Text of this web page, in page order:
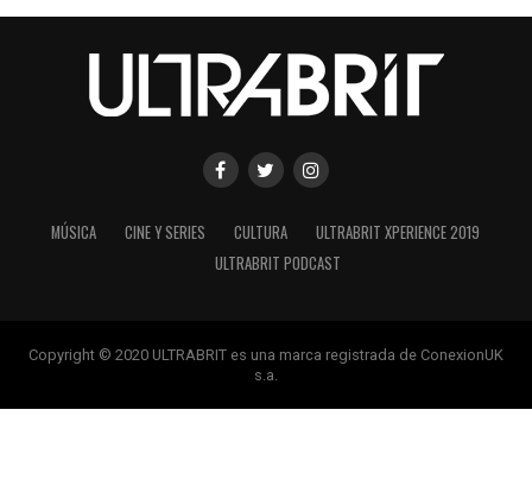
MÚSICA CINE Y SERIES CULTURA
ULTRABRIT XPERIENCE 2019
ULTRABRIT PODCAST
Copyright © 2020 ULTRABRIT es una marca registrada de ConexionUK
s.a.